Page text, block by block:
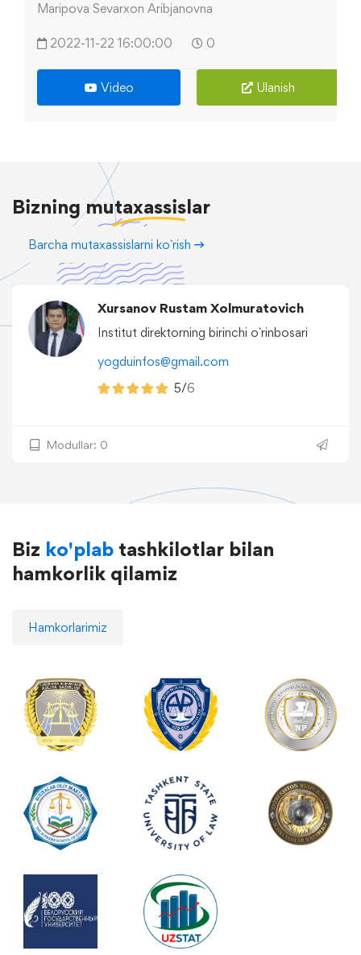
Maripova Sevarxon Aribjanovna
2022-11-22 16:00:00 0
Video Ulanish
Bizningmutaxassislar
Barcha mutaxassislarni ko`rish
Xursanov Rustam Xolmuratovich
Institut direktorning birinchi o`rinbosari
yogduinfos@gmail.com
5/6
Modullar: 0
Biz ko'plab tashkilotlar bilan
hamkorlik qilamiz
Hamkorlarimiz